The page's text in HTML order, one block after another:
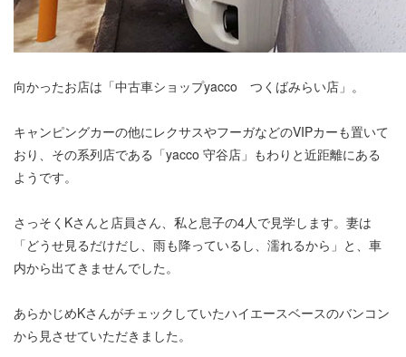
向かったお店は「中古車ショップyacco つくばみらい店」。
キャンピングカーの他にレクサスやフーガなどのVIPカーも置いて
おり、その系列店である「yacco 守谷店」もわりと近距離にある
ようです。
さっそくKさんと店員さん、私と息子の4人で見学します。妻は
「どうせ見るだけだし、雨も降っているし、濡れるから」と、車
内から出てきませんでした。
あらかじめKさんがチェックしていたハイエースベースのバンコン
から見させていただきました。